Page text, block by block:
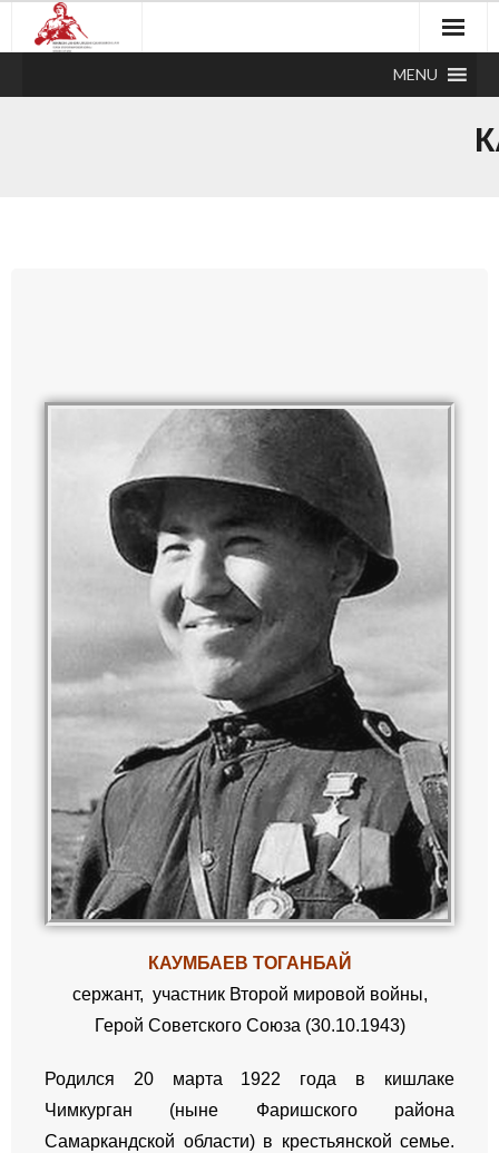
MENU
КАУМБАЕВ ТОГАНБАЙ
сержант, участник Второй мировой войны,
Герой Советского Союза (30.10.1943)
Родился 20 марта 1922 года в кишлаке
Чимкурган (ныне Фаришского района
Самаркандской области) в крестьянской семье.